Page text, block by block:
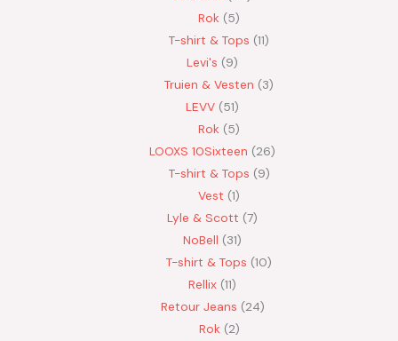
Rok 5
T-shirt & Tops 11
Levi's
9
Truien & Vesten
3
LEVV 51
Rok 5
LOOXS 10Sixteen
26
T-shirt & Tops 9
Vest 1
Lyle & Scott 7
NoBell
31
T-shirt & Tops 10
Rellix 11
Retour Jeans 24
Rok 2